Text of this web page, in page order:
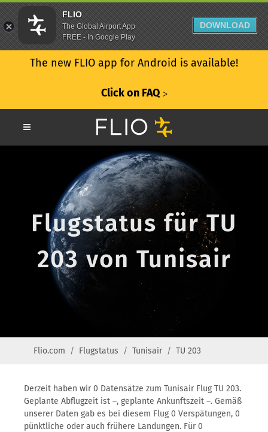
The new FLIO app for Android is available!
Click on FAQ ᐳ
Flugstatus für TU
203 von Tunisair
Flio.com Flugstatus Tunisair TU 203
Derzeit haben wir 0 Datensätze zum Tunisair Flug TU 203.
Geplante Abflugzeit ist –, geplante Ankunftszeit –. Gemäß
unserer Daten gab es bei diesem Flug 0 Verspätungen, 0
pünktliche oder auch frühere Landungen. Für 0
FLIO
The Global Airport App
FREE - In Google Play
DOWNLOAD